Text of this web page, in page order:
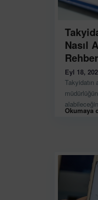
Nasıl
Eyl 18,
Takyidatın
Okumaya